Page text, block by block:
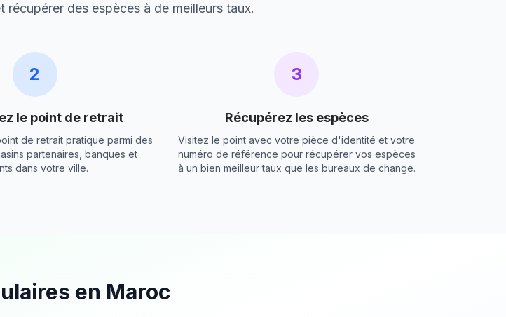
des espèces à de meilleurs taux.
2
le point de retrait
de retrait pratique parmi des
partenaires, banques et
dans votre ville.
3
Récupérez les espèces
Visitez le point avec votre pièce d'identité et votre
numéro de référence pour récupérer vos espèces
à un bien meilleur taux que les bureaux de change.
en Maroc